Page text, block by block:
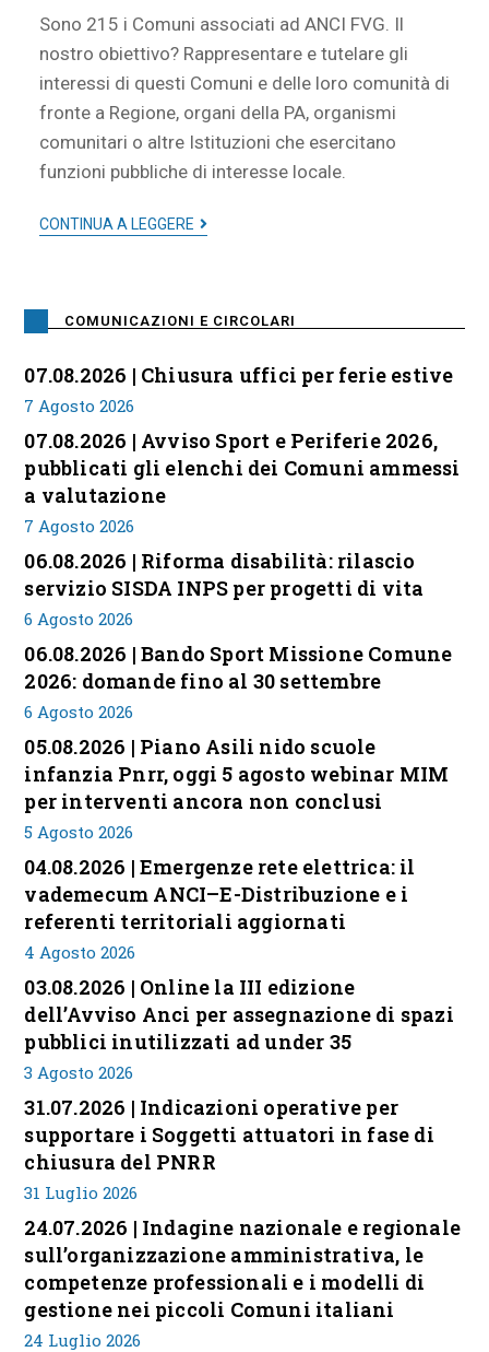
Sono 215 i Comuni associati ad ANCI FVG. Il
nostro obiettivo? Rappresentare e tutelare gli
interessi di questi Comuni e delle loro comunità di
fronte a Regione, organi della PA, organismi
comunitari o altre Istituzioni che esercitano
funzioni pubbliche di interesse locale.
CONTINUA A LEGGERE
COMUNICAZIONI E CIRCOLARI
07.08.2026 | Chiusura uffici per ferie estive
7 Agosto 2026
07.08.2026 | Avviso Sport e Periferie 2026,
pubblicati gli elenchi dei Comuni ammessi
a valutazione
7 Agosto 2026
06.08.2026 | Riforma disabilità: rilascio
servizio SISDA INPS per progetti di vita
6 Agosto 2026
06.08.2026 | Bando Sport Missione Comune
2026: domande fino al 30 settembre
6 Agosto 2026
05.08.2026 | Piano Asili nido scuole
infanzia Pnrr, oggi 5 agosto webinar MIM
per interventi ancora non conclusi
5 Agosto 2026
04.08.2026 | Emergenze rete elettrica: il
vademecum ANCI–E-Distribuzione e i
referenti territoriali aggiornati
4 Agosto 2026
03.08.2026 | Online la III edizione
dell’Avviso Anci per assegnazione di spazi
pubblici inutilizzati ad under 35
3 Agosto 2026
31.07.2026 | Indicazioni operative per
supportare i Soggetti attuatori in fase di
chiusura del PNRR
31 Luglio 2026
24.07.2026 | Indagine nazionale e regionale
sull’organizzazione amministrativa, le
competenze professionali e i modelli di
gestione nei piccoli Comuni italiani
24 Luglio 2026